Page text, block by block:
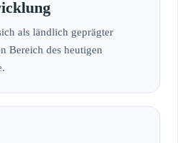
als ländlich geprägter
Bereich des heutigen